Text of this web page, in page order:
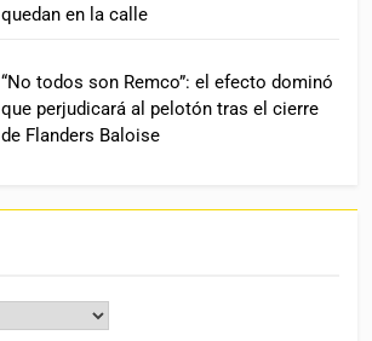
quedan en la calle
“No todos son Remco”: el efecto dominó
que perjudicará al pelotón tras el cierre
de Flanders Baloise